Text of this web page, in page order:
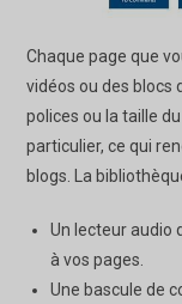
Chaque page que
vidéos ou des blocs
polices ou la taille
particulier, ce qui
blogs. La
Un lecteur audio
à vos pages.
Une bascule de